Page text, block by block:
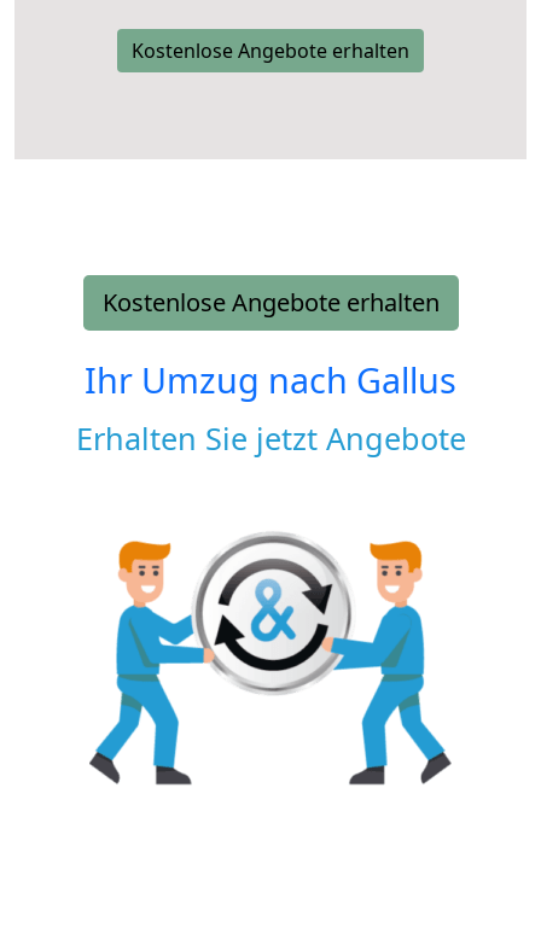
Kostenlose Angebote erhalten
Kostenlose Angebote erhalten
Ihr Umzug nach Gallus
Erhalten Sie jetzt Angebote